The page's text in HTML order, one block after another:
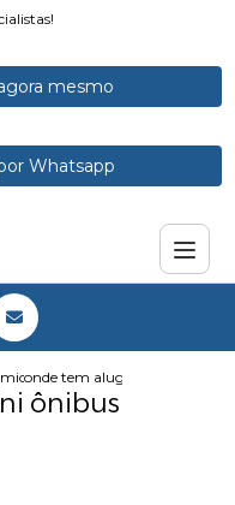
mesmo
Whatsapp
onde tem aluguel mini
ônibus